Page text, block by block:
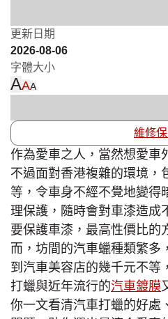
更新日期
2026-08-06
字體大小
AAA
維修
作為愛車之人，當然想愛車
不過面對香港複雜的環境，
等，令車身不經不覺地變得
理保護，隨時會對車漆造成
要保護車漆，最高性價比的
而，坊間的汽車蠟種類繁多
到汽車美容店的幾千元不等
打蠟與近年流行的汽車鍍膜
你一文看清汽車打蠟的好處